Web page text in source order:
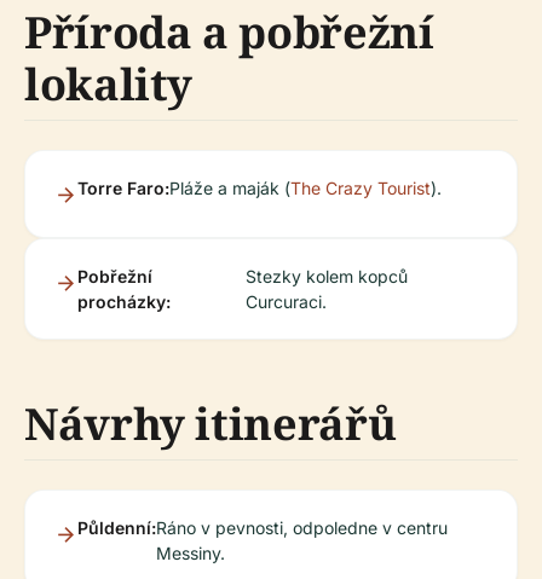
Příroda a pobřežní
lokality
Torre Faro:Pláže a maják (The Crazy Tourist).
Pobřežní
procházky:
Stezky kolem kopců
Curcuraci.
Návrhy itinerářů
Půldenní:Ráno v pevnosti, odpoledne v centru
Messiny.